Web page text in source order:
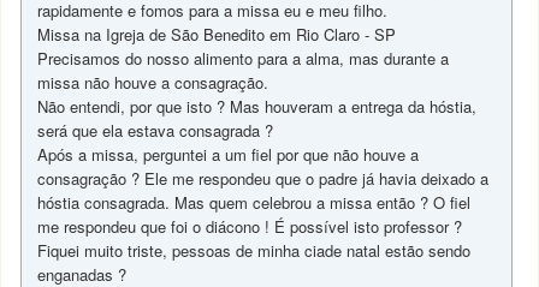
rapidamente e fomos para a missa eu e meu filho.
Missa na Igreja de São Benedito em Rio Claro - SP
Precisamos do nosso alimento para a alma, mas durante a
missa não houve a consagração.
Não entendi, por que isto ? Mas houveram a entrega da hóstia,
será que ela estava consagrada ?
Após a missa, perguntei a um fiel por que não houve a
consagração ? Ele me respondeu que o padre já havia deixado a
hóstia consagrada. Mas quem celebrou a missa então ? O fiel
me respondeu que foi o diácono ! É possível isto professor ?
Fiquei muito triste, pessoas de minha ciade natal estão sendo
enganadas ?